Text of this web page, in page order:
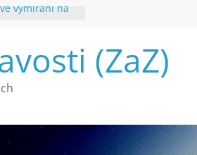
vymírání na
Záhady
(ZaZ)